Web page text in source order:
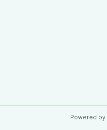
Powered by